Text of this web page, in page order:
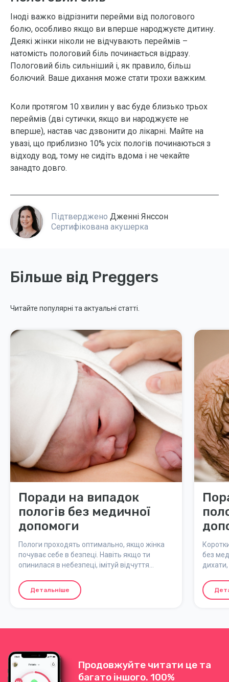
Іноді важко відрізнити перейми від пологового
болю, особливо якщо ви вперше народжуєте дитину.
Деякі жінки ніколи не відчувають переймів –
натомість пологовий біль починається відразу.
Пологовий біль сильніший і, як правило, більш
болючий. Ваше дихання може стати трохи важким.
Коли протягом 10 хвилин у вас буде близько трьох
переймів (дві сутички, якщо ви народжуєте не
вперше), настав час дзвонити до лікарні. Майте на
увазі, що приблизно 10% усіх пологів починаються з
відходу вод, тому не сидіть вдома і не чекайте
занадто довго.
Підтверджено Дженні Янссон
Сертифікована акушерка
Більше від Preggers
Читайте популярні та актуальні статті.
Поради на випадок
пологів без медичної
допомоги
Пологи проходять оптимально, якщо жінка
почуває себе в безпеці. Навіть якщо ти
опинилася в небезпеці, імітуй відчуття
Детальніше
без
Продовжуйте читати це та
багато іншого. 100%